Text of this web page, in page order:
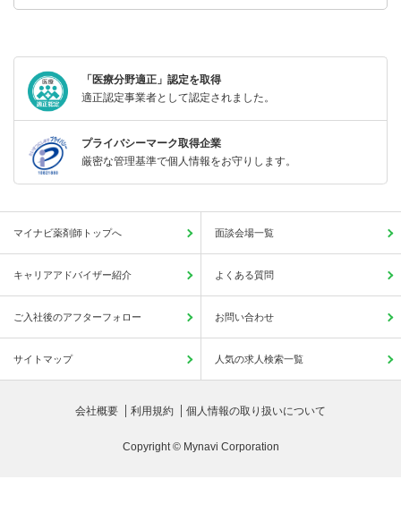
「医療分野適正」認定を取得
適正認定事業者として認定されました。
プライバシーマーク取得企業
厳密な管理基準で個人情報をお守りします。
マイナビ薬剤師トップへ 面談会場一覧
キャリアアドバイザー紹介 よくある質問
ご入社後のアフターフォロー お問い合わせ
サイトマップ 人気の求人検索一覧
会社概要 利用規約 個人情報の取り扱いについて
Copyright © Mynavi Corporation